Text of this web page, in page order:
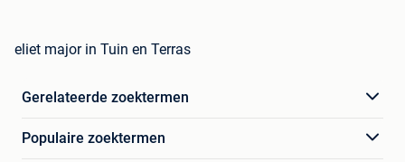
eliet major in Tuin en Terras
Gerelateerde zoektermen
Populaire zoektermen